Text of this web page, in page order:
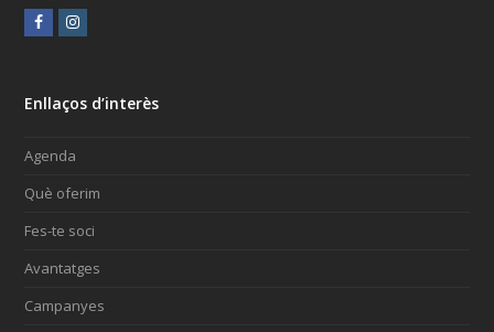
FacebookInstagram
Enllaços d’interès
Agenda
Què oferim
Fes-te soci
Avantatges
Campanyes